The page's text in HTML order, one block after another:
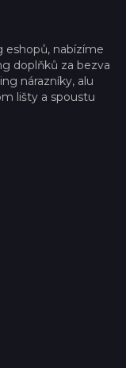
eshopů, nabízíme
doplňků za bezva
nárazníky, alu
lišty a spoustu